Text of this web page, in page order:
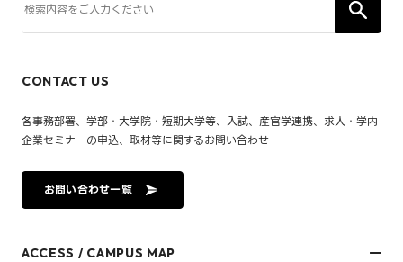
CONTACT US
各事務部署、学部・大学院・短期大学等、入試、産官学連携、求人・学内
企業セミナーの申込、取材等に関するお問い合わせ
お問い合わせ一覧
ACCESS / CAMPUS MAP